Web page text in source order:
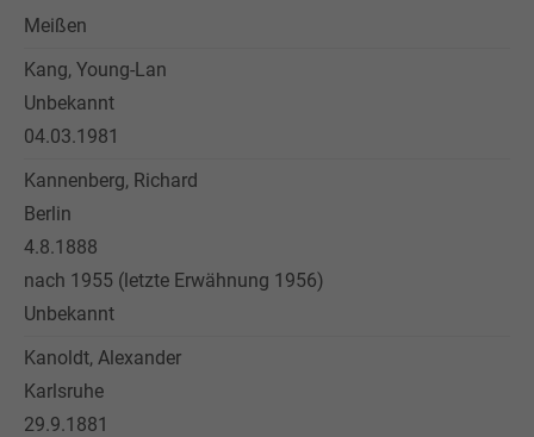
Meißen
Kang, Young-Lan
Unbekannt
04.03.1981
Kannenberg, Richard
Berlin
4.8.1888
nach 1955 (letzte Erwähnung 1956)
Unbekannt
Kanoldt, Alexander
Karlsruhe
29.9.1881